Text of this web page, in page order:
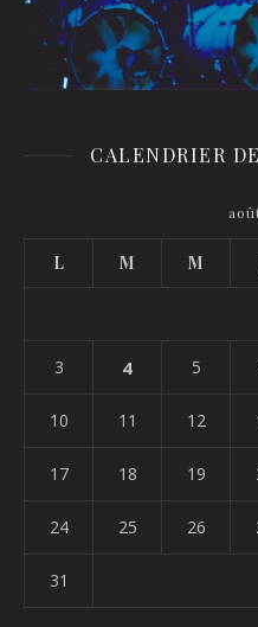
CALENDRIER
L M M
3 4 5
10 11 12
17 18 19
24 25 26
31